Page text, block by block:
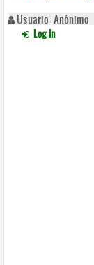
Usuario: Anónimo
Log In